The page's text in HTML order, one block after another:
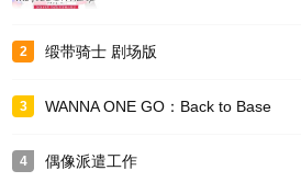
2 缎带骑士 剧场版
3 WANNA ONE GO：Back to Base
4 偶像派遣工作